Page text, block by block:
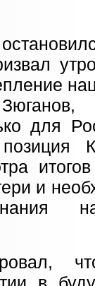
для
и